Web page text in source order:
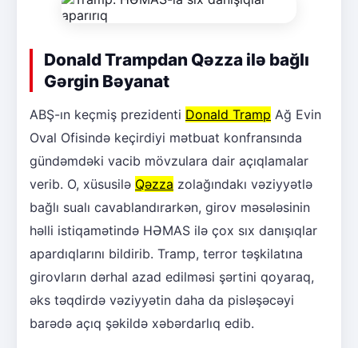
Donald Trampdan Qəzza ilə bağlı
Gərgin Bəyanat
ABŞ-ın keçmiş prezidenti Donald Tramp Ağ Evin
Oval Ofisində keçirdiyi mətbuat konfransında
gündəmdəki vacib mövzulara dair açıqlamalar
verib. O, xüsusilə Qəzza zolağındakı vəziyyətlə
bağlı sualı cavablandırarkən, girov məsələsinin
həlli istiqamətində HƏMAS ilə çox sıx danışıqlar
apardıqlarını bildirib. Tramp, terror təşkilatına
girovların dərhal azad edilməsi şərtini qoyaraq,
əks təqdirdə vəziyyətin daha da pisləşəcəyi
barədə açıq şəkildə xəbərdarlıq edib.